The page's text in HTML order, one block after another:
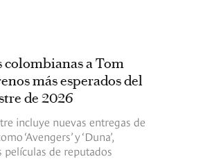
colombianas a Tom
más esperados del
de 2026
incluye nuevas entregas de
‘Avengers’ y ‘Duna’,
películas de reputados